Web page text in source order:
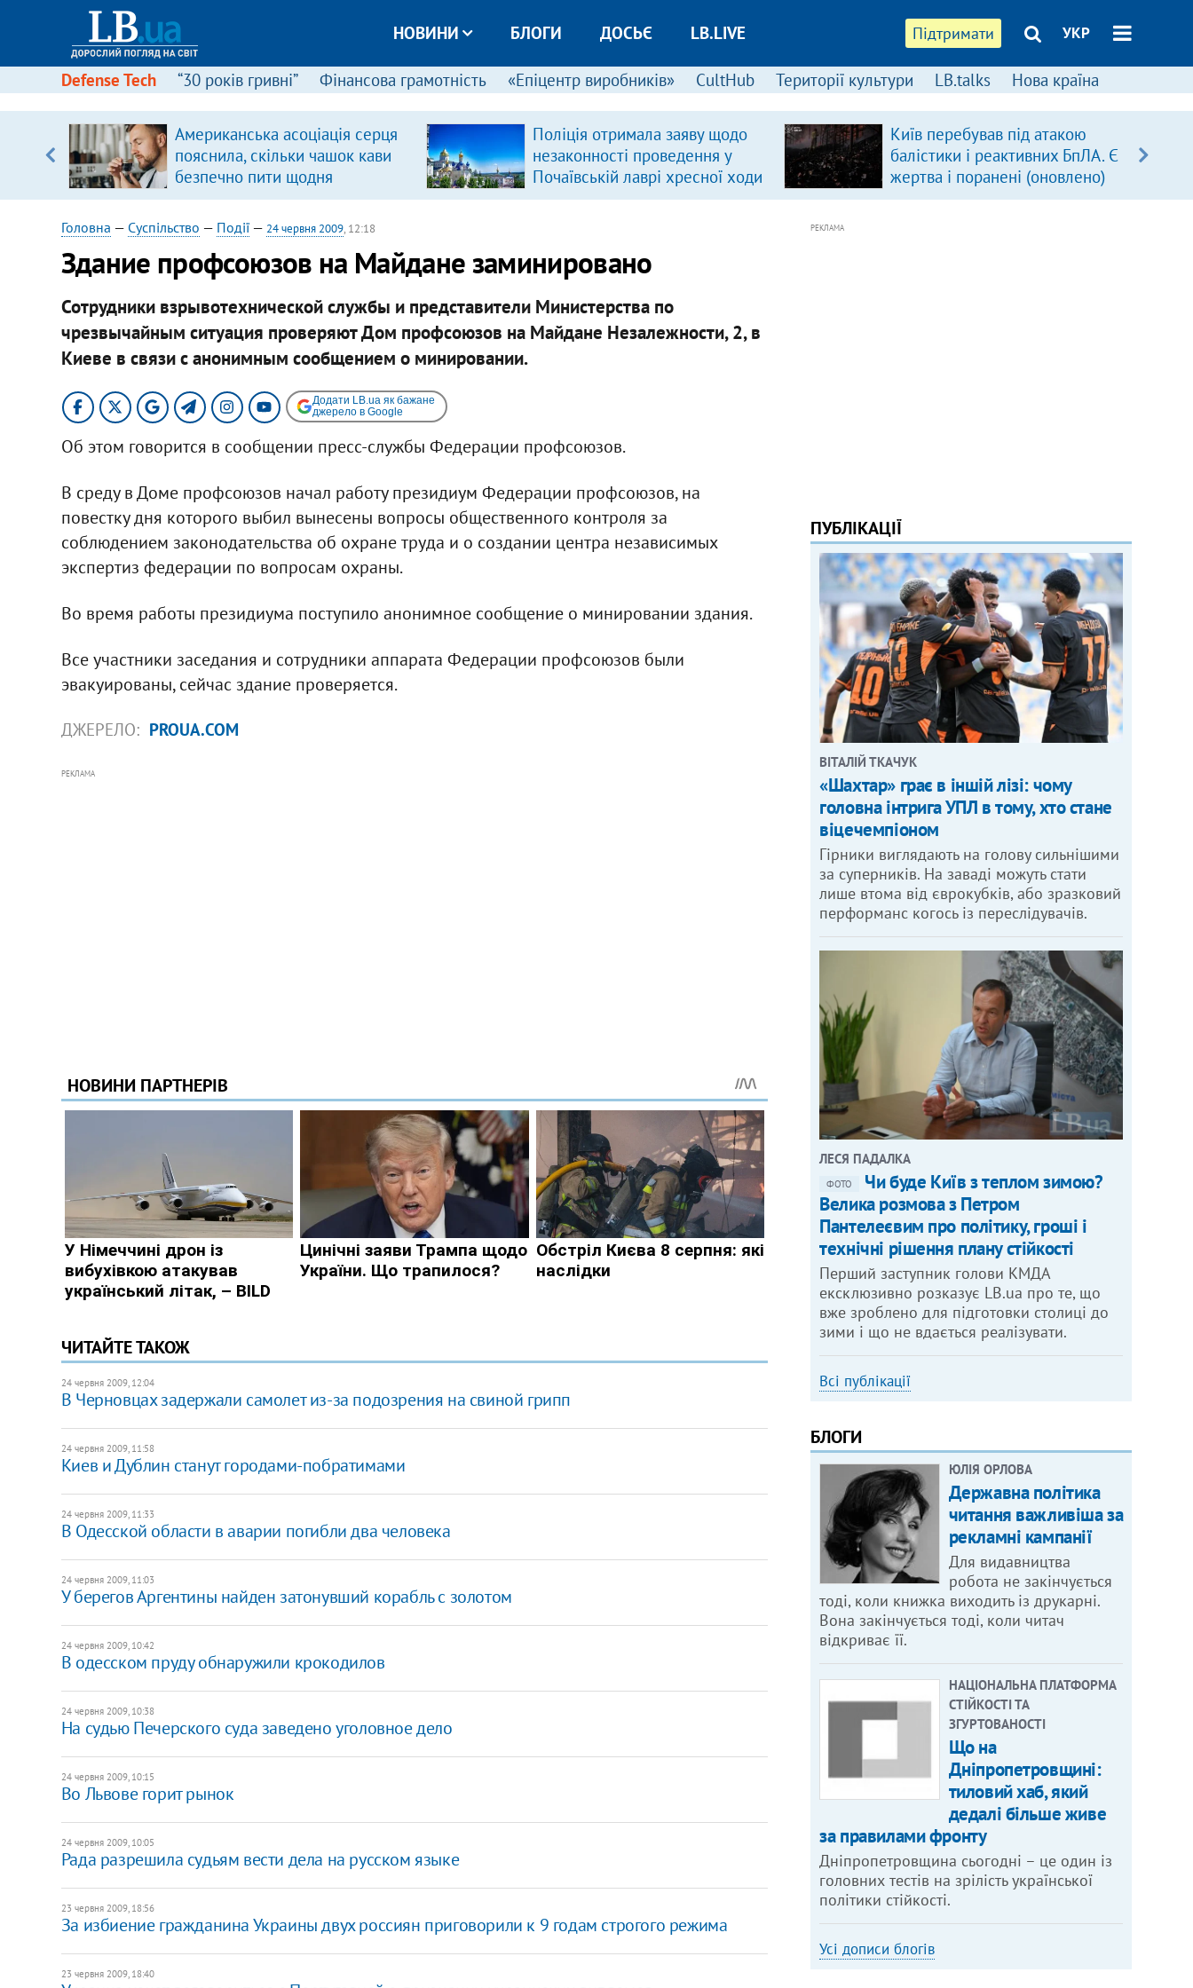
Підтримати УКР
НОВИНИ БЛОГИ ДОСЬЄ LB.LIVE
Defense Tech “30 років гривні” Фінансова грамотність «Епіцентр виробників» CultHub Території культури LB.talks Нова країна
Американська асоціація серця
пояснила, скільки чашок кави
безпечно пити щодня
Поліція отримала заяву щодо
незаконності проведення у
Почаївській лаврі хресної ходи
Київ перебував під атакою
балістики і реактивних БпЛА. Є
жертва і поранені (оновлено)
Головна — Суспільство — Події— 24 червня 2009, 12:18
Здание профсоюзов на Майдане заминировано
Сотрудники взрывотехнической службы и представители Министерства по
чрезвычайным ситуация проверяют Дом профсоюзов на Майдане Незалежности, 2, в
Киеве в связи с анонимным сообщением о минировании.
Додати LB.ua як бажане
джерело в Google
Об этом говорится в сообщении пресс-службы Федерации профсоюзов.
В среду в Доме профсоюзов начал работу президиум Федерации профсоюзов, на
повестку дня которого выбил вынесены вопросы общественного контроля за
соблюдением законодательства об охране труда и о создании центра независимых
экспертиз федерации по вопросам охраны.
Во время работы президиума поступило анонимное сообщение о минировании здания.
Все участники заседания и сотрудники аппарата Федерации профсоюзов были
эвакуированы, сейчас здание проверяется.
ДЖЕРЕЛО: PROUA.COM
РЕКЛАМА
ЧИТАЙТЕ ТАКОЖ
24 червня 2009, 12:04
В Черновцах задержали самолет из-за подозрения на свиной грипп
24 червня 2009, 11:58
Киев и Дублин станут городами-побратимами
24 червня 2009, 11:33
В Одесской области в аварии погибли два человека
24 червня 2009, 11:03
У берегов Аргентины найден затонувший корабль с золотом
24 червня 2009, 10:42
В одесском пруду обнаружили крокодилов
24 червня 2009, 10:38
На судью Печерского суда заведено уголовное дело
24 червня 2009, 10:15
Во Львове горит рынок
24 червня 2009, 10:05
Рада разрешила судьям вести дела на русском языке
23 червня 2009, 18:56
За избиение гражданина Украины двух россиян приговорили к 9 годам строгого режима
23 червня 2009, 18:40
РЕКЛАМА
ПУБЛІКАЦІЇ
ВІТАЛІЙ ТКАЧУК
«Шахтар» грає в іншій лізі: чому
головна інтрига УПЛ в тому, хто стане
віцечемпіоном
Гірники виглядають на голову сильнішими
за суперників. На заваді можуть стати
лише втома від єврокубків, або зразковий
перформанс когось із переслідувачів.
ЛЕСЯ ПАДАЛКА
ФОТО
Чи буде Київ з теплом зимою?
Велика розмова з Петром
Пантелеєвим про політику, гроші і
технічні рішення плану стійкості
Перший заступник голови КМДА
ексклюзивно розказує LB.ua про те, що
вже зроблено для підготовки столиці до
зими і що не вдається реалізувати.
Всі публікації
БЛОГИ
ЮЛІЯ ОРЛОВА
Державна політика
читання важливіша за
рекламні кампанії
Для видавництва
робота не закінчується
тоді, коли книжка виходить із друкарні.
Вона закінчується тоді, коли читач
відкриває її.
НАЦІОНАЛЬНА ПЛАТФОРМА
СТІЙКОСТІ ТА
ЗГУРТОВАНОСТІ
Що на
Дніпропетровщині:
тиловий хаб, який
дедалі більше живе
за правилами фронту
Дніпропетровщина сьогодні – це один із
головних тестів на зрілість української
політики стійкості.
Усі дописи блогів